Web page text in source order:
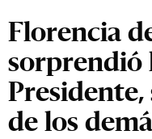
Florencia
sorprendió
de los